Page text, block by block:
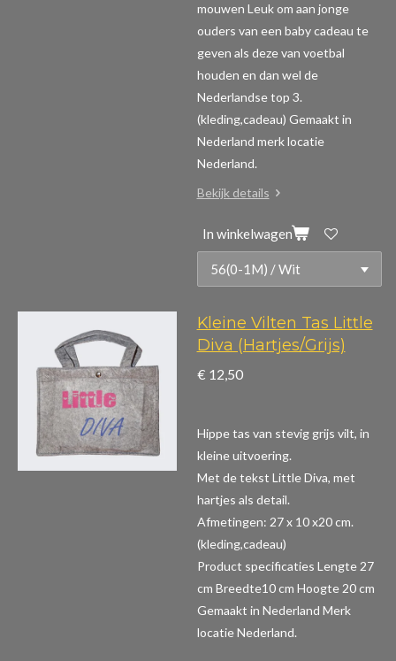
mouwen Leuk om aan jonge
ouders van een baby cadeau te
geven als deze van voetbal
houden en dan wel de
Nederlandse top 3.
(kleding,cadeau) Gemaakt in
Nederland merk locatie
Nederland.
Bekijk details
In winkelwagen
Kleine Vilten Tas Little
Diva (Hartjes/Grijs)
€ 12,50
Hippe tas van stevig grijs vilt, in
kleine uitvoering.
Met de tekst Little Diva, met
hartjes als detail.
Afmetingen: 27 x 10 x20 cm.
(kleding,cadeau)
Product specificaties Lengte 27
cm Breedte10 cm Hoogte 20 cm
Gemaakt in Nederland Merk
locatie Nederland.